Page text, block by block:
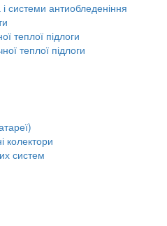
системи антиобледеніння
теплої підлоги
теплої підлоги
колектори
систем